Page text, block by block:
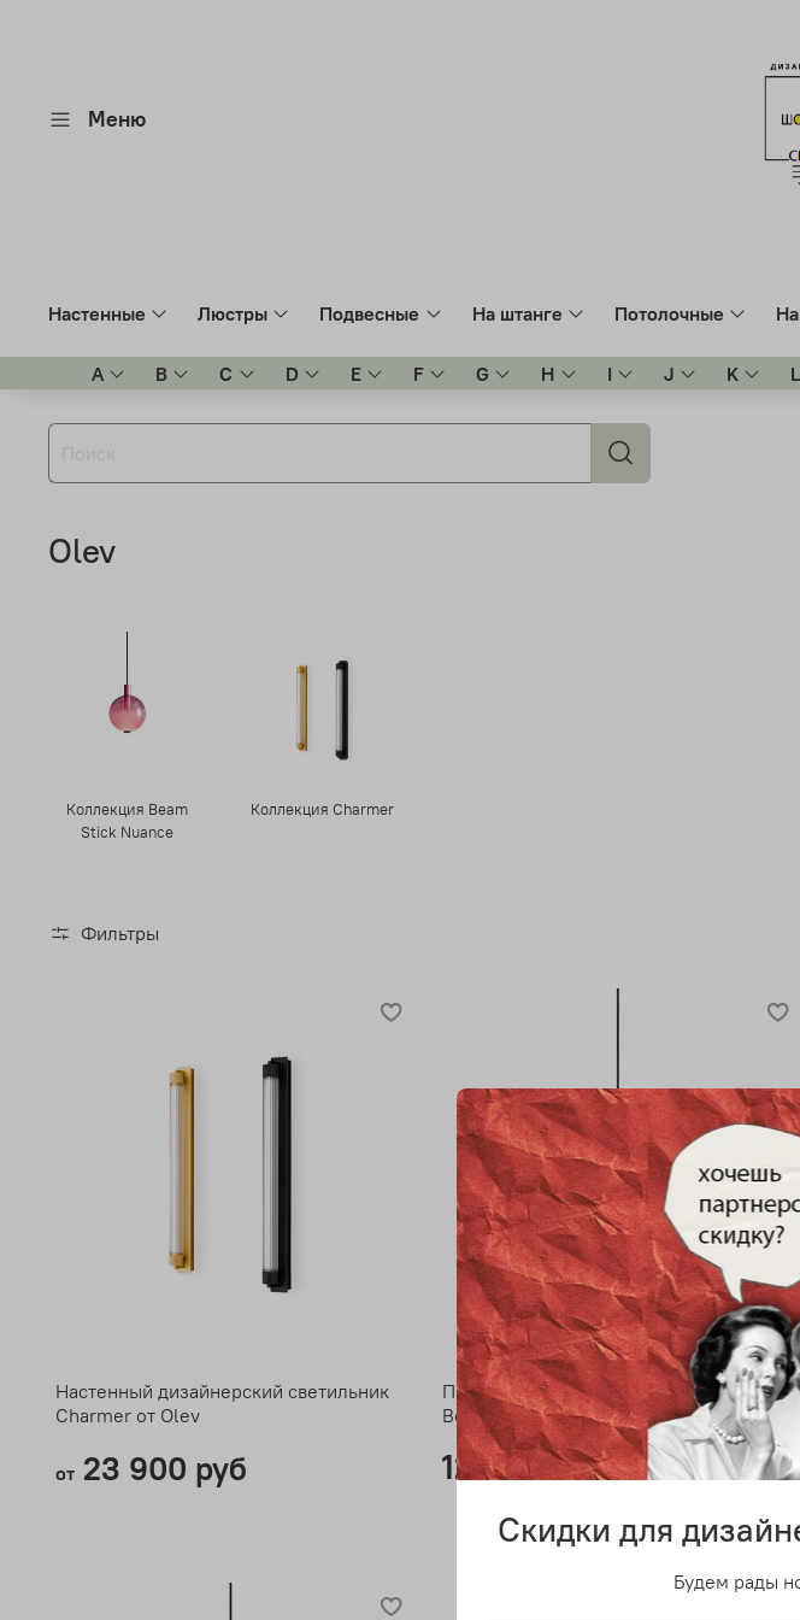
Меню
Настенные Люстры Подвесные На штанге Потолочные
A B C D E F G H I J K L
Olev
Коллекция Beam
Stick Nuance
Коллекция Charmer
Фильтры
Настенный дизайнерский светильник
Charmer от Olev
от 23 900 руб
Подвесной дизайнерский светильник
Beam Stick Nuance Rose от Olev
12 600 руб
Скидки для
Будем рады